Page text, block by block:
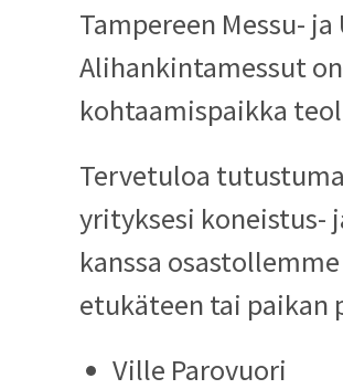
Tampereen Messu-
Alihankintamessut
kohtaamispaikka
Tervetuloa
yrityksesi koneistus-
kanssa osastollemme
etukäteen tai paikan
Ville Parovuori